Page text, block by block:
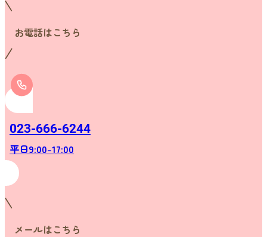
お電話はこちら
023-666-6244
平日9:00-17:00
メールはこちら